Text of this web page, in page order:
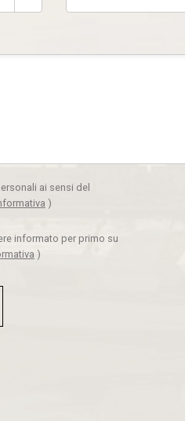
ai sensi del
)
informato per primo su
)